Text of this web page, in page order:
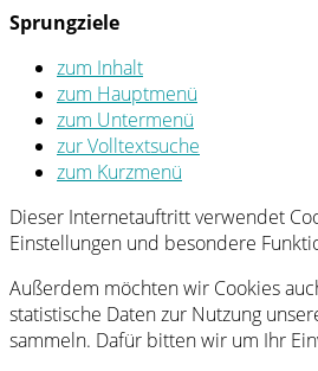
Sprungziele
zum Inhalt
zum Hauptmenü
zum Untermenü
zur Volltextsuche
zum Kurzmenü
Dieser Internetauftritt verwendet
Einstellungen und besondere
Außerdem möchten wir Cookies
statistische Daten zur Nutzung
sammeln. Dafür bitten wir um Ihr